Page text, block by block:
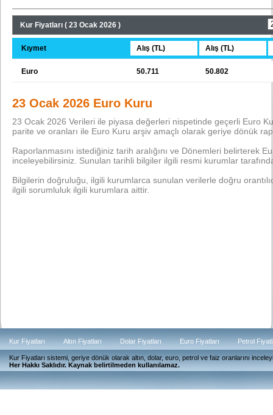
Kur Fiyatları ( 23 Ocak 2026 )
Kıymet Alış (TL) Alış (TL)
Euro 50.711 50.802
23 Ocak 2026 Euro Kuru
23 Ocak 2026 Verileri ile piyasa değerleri nispetinde geçerli Euro
parite ve oranları ile Euro Kuru arşiv amaçlı olarak geriye dönük
Raporlanmasını istediğiniz tarih aralığını ve Dönemleri belirterek
inceleyebilirsiniz. Sunulan tarihli bilgiler ilgili resmi kurumlar
Bilgilerin doğruluğu, ilgili kurumlarca sunulan verilerle doğru
ilgili sorumluluk ilgili kurumlara aittir.
Güncel
Kur Fiyatları Altın Fiyatları Dolar Fiyatları Euro Fiyatları Petrol
Kur Fiyatları sistemi, geriye dönük olarak altın, dolar, euro, petrol ve faiz oranlarını
Her Hakkı Saklıdır. Kaynak belirtilmeden kullanılamaz.